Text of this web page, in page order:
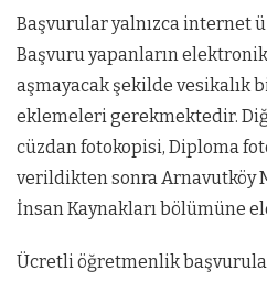
Başvurular yalnızca internet
Başvuru yapanların elektronik
aşmayacak şekilde vesikalık
eklemeleri gerekmektedir.
cüzdan fotokopisi, Diploma
verildikten sonra Arnavutköy
İnsan Kaynakları bölümüne
Ücretli öğretmenlik